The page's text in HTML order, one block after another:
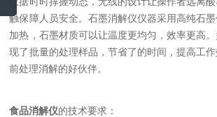
触保障人员安全。石墨消解仪仪器采用高纯石
加热，石墨材质可以让温度更均匀，效率更高
现了批量的处理样品，节省了的时间，提高工
前处理消解的好伙伴。
食品消解仪的技术要求：